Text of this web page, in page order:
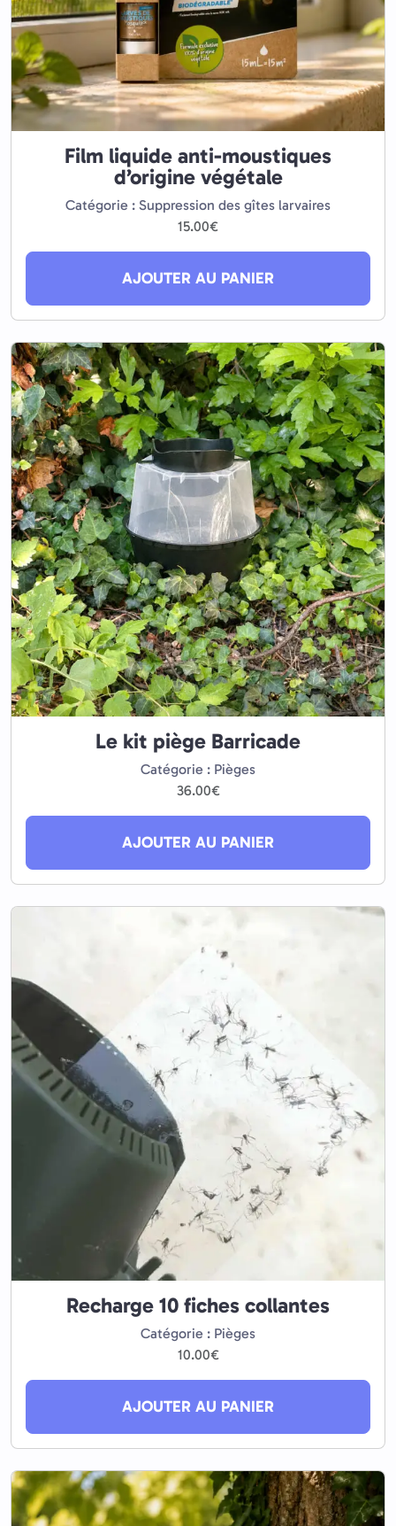
Film liquide anti-moustiques
d’origine végétale
Catégorie : Suppression des gîtes larvaires
15.00€
AJOUTER AU PANIER
Le kit piège Barricade
Catégorie : Pièges
36.00€
AJOUTER AU PANIER
Recharge 10 fiches collantes
Catégorie : Pièges
10.00€
AJOUTER AU PANIER